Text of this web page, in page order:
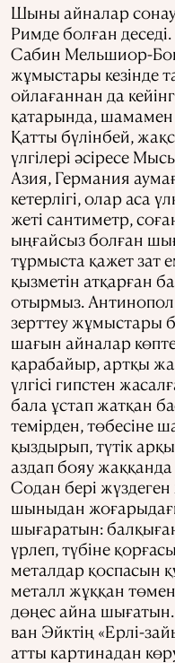
Шыны айналар сонау
Римде болған деседі.
Сабин Мельшиор-
жұмыстары кезінде
ойлағаннан да
қатарында,
Қатты бүлінбей,
үлгілері әсіресе
Азия, Германия
кетерлігі, олар аса
жеті сантиметр,
ыңғайсыз болған
тұрмыста қажет зат
қызметін атқарған
отырмыз.
зерттеу жұмыстары
шағын айналар
қарабайыр, артқы
үлгісі гипстен
бала ұстап жатқан
темірден, төбесіне
қыздырып, түтік
аздап бояу жаққанда
Содан бері
шыныдан
шығаратын:
үрлеп, түбіне
металдар қоспасын
металл жұққан
дөңес айна
ван Эйктің «Ерлі-
атты картинадан